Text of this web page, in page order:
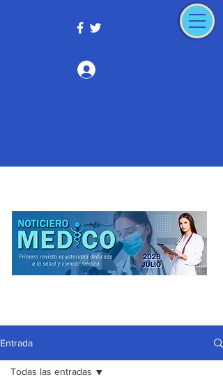
Entrada
Todas las entradas